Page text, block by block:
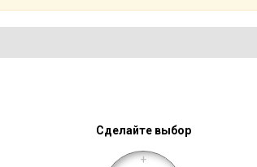
Сделайте выбор
+